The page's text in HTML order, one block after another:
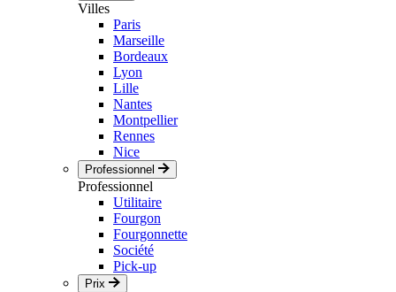
Villes
Paris
Marseille
Bordeaux
Lyon
Lille
Nantes
Montpellier
Rennes
Nice
Professionnel
Professionnel
Utilitaire
Fourgon
Fourgonnette
Société
Pick-up
Prix